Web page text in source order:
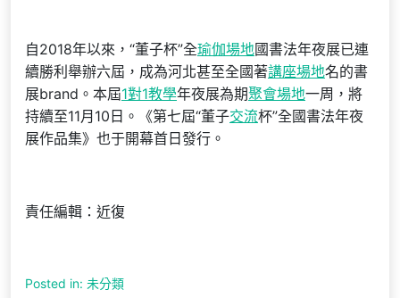
自2018年以來，“董子杯”全瑜伽場地國書法年夜展已連
續勝利舉辦六屆，成為河北甚至全國著講座場地名的書
展brand。本屆1對1教學年夜展為期聚會場地一周，將
持續至11月10日。《第七屆“董子交流杯”全國書法年夜
展作品集》也于開幕首日發行。
責任編輯：近復
Posted in: 未分類